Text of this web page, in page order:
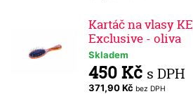
Kartáč na vlasy
Exclusive - oliva
Skladem
450 Kč s DPH
371,90 Kč bez DPH